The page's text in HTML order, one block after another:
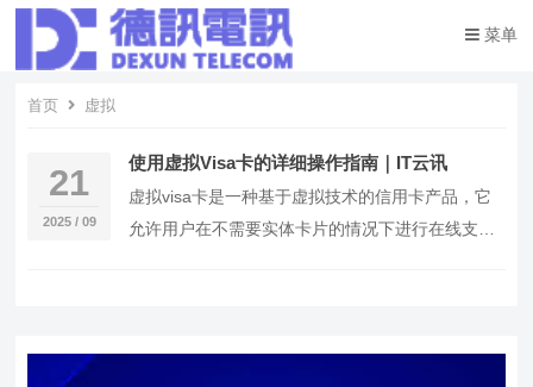
菜单
首页 虚拟
21
2025 / 09
使用虚拟Visa卡的详细操作指南｜IT云讯
虚拟visa卡是一种基于虚拟技术的信用卡产品，它
允许用户在不需要实体卡片的情况下进行在线支付